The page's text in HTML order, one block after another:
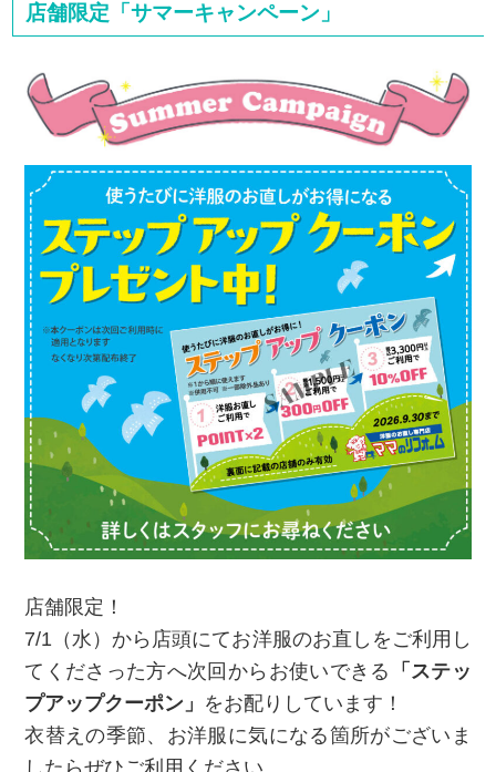
店舗限定「サマーキャンペーン」
店舗限定！
7/1（水）から店頭にてお洋服のお直しをご利用し
てくださった方へ次回からお使いできる
「ステッ
プアップクーポン」 をお配りしています！
衣替えの季節、お洋服に気になる箇所がございま
したらぜひご利用ください。